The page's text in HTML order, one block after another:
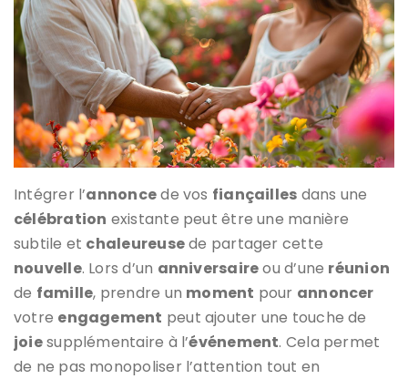
Intégrer l’annoncede vos fiançailles dans une
célébration existante peut être une manière
subtile et chaleureusede partager cette
nouvelle. Lors d’un anniversaireou d’une réunion
de famille, prendre un moment pour annoncer
votre engagement peut ajouter une touche de
joiesupplémentaire à l’événement. Cela permet
de ne pas monopoliser l’attention tout en